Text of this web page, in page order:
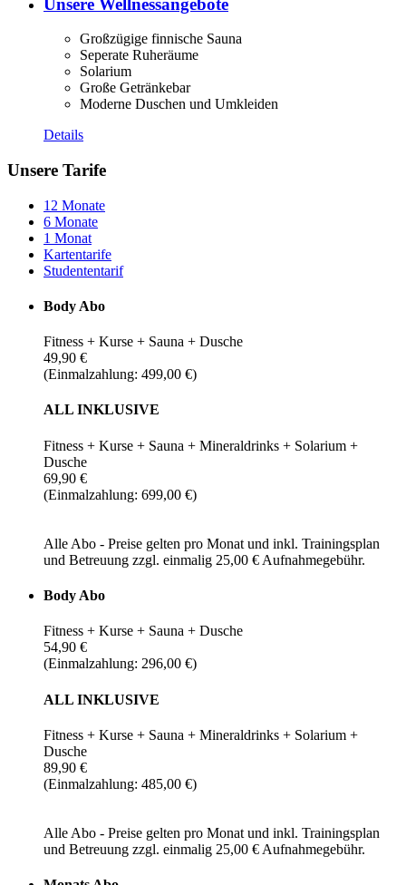
Großzügige finnische Sauna
Seperate Ruheräume
Solarium
Große Getränkebar
Moderne Duschen und Umkleiden
Details
Unsere Tarife
12 Monate
6 Monate
1 Monat
Kartentarife
Studententarif
Body Abo
Fitness + Kurse + Sauna + Dusche
49,90 €
(Einmalzahlung: 499,00 €)
ALL INKLUSIVE
Fitness + Kurse + Sauna + Mineraldrinks + Solarium +
Dusche
69,90 €
(Einmalzahlung: 699,00 €)
Alle Abo - Preise gelten pro Monat und inkl. Trainingsplan
und Betreuung zzgl. einmalig 25,00 € Aufnahmegebühr.
Body Abo
Fitness + Kurse + Sauna + Dusche
54,90 €
(Einmalzahlung: 296,00 €)
ALL INKLUSIVE
Fitness + Kurse + Sauna + Mineraldrinks + Solarium +
Dusche
89,90 €
(Einmalzahlung: 485,00 €)
Alle Abo - Preise gelten pro Monat und inkl. Trainingsplan
und Betreuung zzgl. einmalig 25,00 € Aufnahmegebühr.